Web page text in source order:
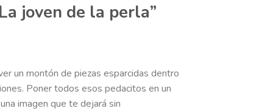
joven de la perla”
un montón de piezas esparcidas dentro
Poner todos esos pedacitos en un
imagen que te dejará sin